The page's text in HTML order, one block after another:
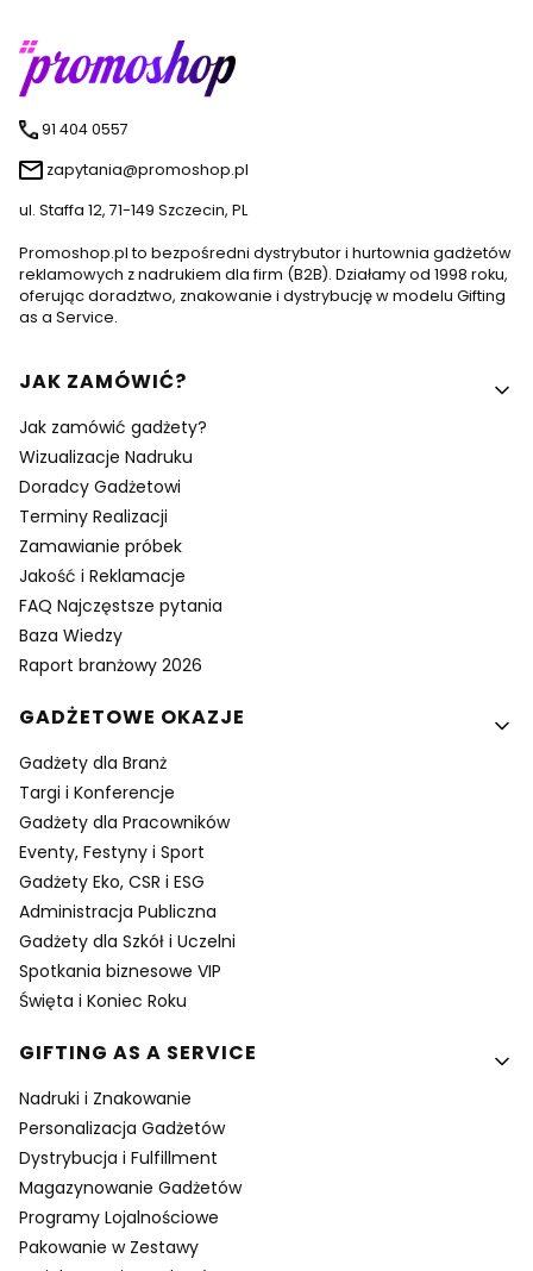
91 404 0557
zapytania@promoshop.pl
ul. Staffa 12, 71-149 Szczecin, PL
Promoshop.pl to bezpośredni dystrybutor i hurtownia gadżetów
reklamowych z nadrukiem dla firm (B2B). Działamy od 1998 roku,
oferując doradztwo, znakowanie i dystrybucję w modelu Gifting
as a Service.
Linki w stopce
JAK ZAMÓWIĆ?
Jak zamówić gadżety?
Wizualizacje Nadruku
Doradcy Gadżetowi
Terminy Realizacji
Zamawianie próbek
Jakość i Reklamacje
FAQ Najczęstsze pytania
Baza Wiedzy
Raport branżowy 2026
GADŻETOWE OKAZJE
Gadżety dla Branż
Targi i Konferencje
Gadżety dla Pracowników
Eventy, Festyny i Sport
Gadżety Eko, CSR i ESG
Administracja Publiczna
Gadżety dla Szkół i Uczelni
Spotkania biznesowe VIP
Święta i Koniec Roku
GIFTING AS A SERVICE
Nadruki i Znakowanie
Personalizacja Gadżetów
Dystrybucja i Fulfillment
Magazynowanie Gadżetów
Programy Lojalnościowe
Pakowanie w Zestawy